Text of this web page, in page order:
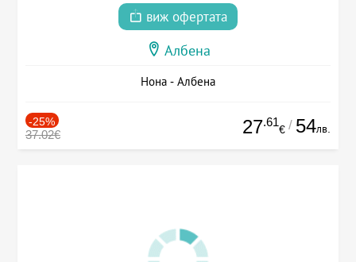
виж офертата
Албена
Нона - Албена
-25%
37.02€ 27.61
€ / 54лв.